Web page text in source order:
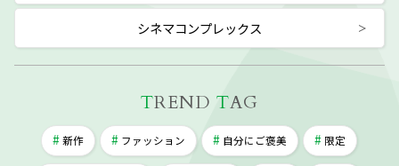
シネマコンプレックス
TREND TAG
新作 ファッション 自分にご褒美 限定